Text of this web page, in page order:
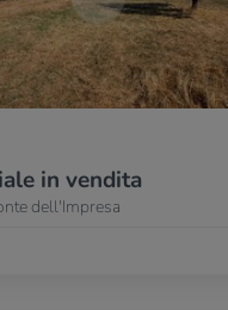
in vendita
dell'Impresa